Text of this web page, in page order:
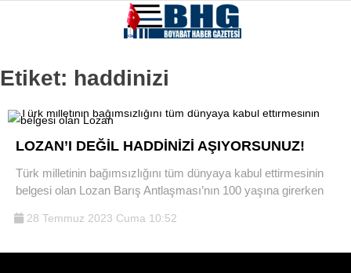
Etiket: haddinizi
LOZAN’I DEĞİL HADDİNİZİ AŞIYORSUNUZ!
Türk milletinin bağımsızlığını tüm dünyaya kabul ettirmesinin
belgesi olan Lozan Barış Antlaşması’nın 100 yaşına girerken
28 Temmuz 2023 Cuma 10:52